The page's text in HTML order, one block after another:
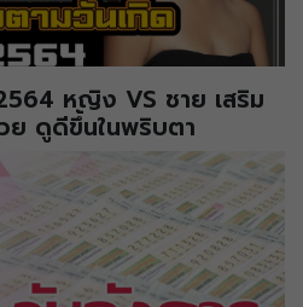
หญิง VS ชาย เสริม
ย ดูดีขึ้นในพริบตา